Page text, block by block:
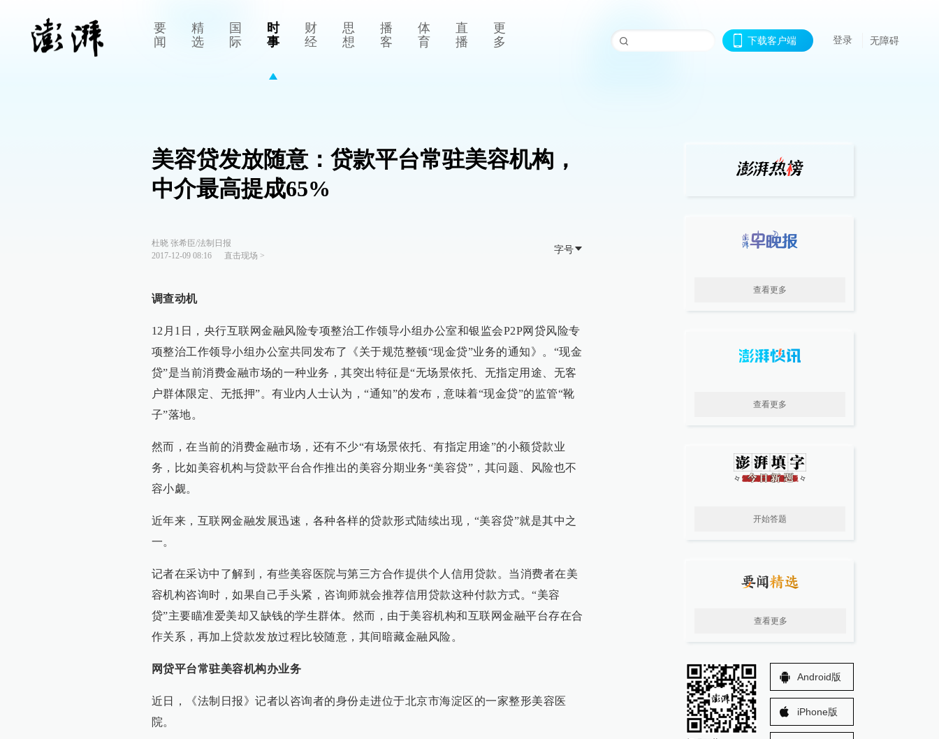
要
闻
精
选
国
际
时
事
财
经
思
想
播
客
体
育
直
播
更
多
下载客户端 登录 无障碍
美容贷发放随意：贷款平台常驻美容机构，
中介最高提成65%
杜晓 张希臣/法制日报
2017-12-09 08:16
直击现场 >
字号
调查动机
12月1日，央行互联网金融风险专项整治工作领导小组办公室和银监会P2P网贷风险专
项整治工作领导小组办公室共同发布了《关于规范整顿“现金贷”业务的通知》。“现金
贷”是当前消费金融市场的一种业务，其突出特征是“无场景依托、无指定用途、无客
户群体限定、无抵押”。有业内人士认为，“通知”的发布，意味着“现金贷”的监管“靴
子”落地。
然而，在当前的消费金融市场，还有不少“有场景依托、有指定用途”的小额贷款业
务，比如美容机构与贷款平台合作推出的美容分期业务“美容贷”，其问题、风险也不
容小觑。
近年来，互联网金融发展迅速，各种各样的贷款形式陆续出现，“美容贷”就是其中之
一。
记者在采访中了解到，有些美容医院与第三方合作提供个人信用贷款。当消费者在美
容机构咨询时，如果自己手头紧，咨询师就会推荐信用贷款这种付款方式。“美容
贷”主要瞄准爱美却又缺钱的学生群体。然而，由于美容机构和互联网金融平台存在合
作关系，再加上贷款发放过程比较随意，其间暗藏金融风险。
网贷平台常驻美容机构办业务
近日，《法制日报》记者以咨询者的身份走进位于北京市海淀区的一家整形美容医
院。
查看更多
查看更多
开始答题
查看更多
Android版
iPhone版